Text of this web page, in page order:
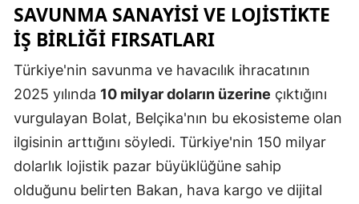
Kayseri
Kocaeli
Konya
Kütahya
SAVUNMA SANAYISI VE LOJISTIKTE
IŞ BIRLIĞI FIRSATLARI
Türkiye'nin savunma ve havacılık ihracatının
2025 yılında 10 milyar doların üzerine çıktığını
vurgulayan Bolat, Belçika'nın bu ekosisteme olan
ilgisinin arttığını söyledi. Türkiye'nin 150 milyar
dolarlık lojistik pazar büyüklüğüne sahip
olduğunu belirten Bakan, hava kargo ve dijital